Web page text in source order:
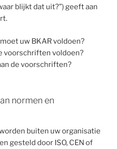
blijkt dat uit?”) geeft aan
uw BKAR voldoen?
voorschriften voldoen?
de voorschriften?
normen en
buiten uw organisatie
gesteld door ISO, CEN of